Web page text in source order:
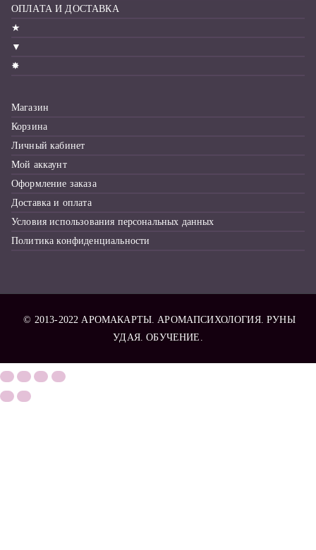
ОПЛАТА И ДОСТАВКА
★
▼
✸
Магазин
Корзина
Личный кабинет
Мой аккаунт
Оформление заказа
Доставка и оплата
Условия использования персональных данных
Политика конфиденциальности
© 2013-2022АРОМАКАРТЫ. АРОМАПСИХОЛОГИЯ. РУНЫ
УДАЯ. ОБУЧЕНИЕ.